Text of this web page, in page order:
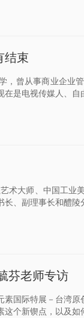
结束
，曾从事商业企业
是电视传媒人、自
术大师、中国工业
、副理事长和醴陵
芬老师专访
国际特展－台湾
个新锲点，以及如